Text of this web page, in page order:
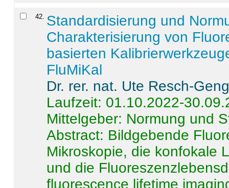
42. Standardisierung und
Charakterisierung von
basierten
FluMiKal
Dr. rer. nat. Ute Resch-
Laufzeit: 01.10.2022-
Mittelgeber: Normung und
Abstract: Bildgebende
Mikroskopie, die konfokale
und die
fluorescence lifetime